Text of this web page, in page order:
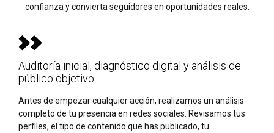
confianza y convierta seguidores en oportunidades reales.
Auditoría inicial, diagnóstico digital y análisis de
público objetivo
Antes de empezar cualquier acción, realizamos un análisis
completo de tu presencia en redes sociales. Revisamos tus
perfiles, el tipo de contenido que has publicado, tu